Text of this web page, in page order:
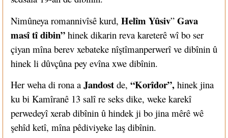
Nimûneya romannivîsê kurd, Helîm Yûsiv” Gava
masî tî dibin” hinek dikarin reva kareterê wî bo ser
çiyan mîna berev xebateke nîştîmanperwerî ve dibînin û
hinek li dûvçûna pey evîna xwe dibînin.
Her weha di rona a Jandost de, “Korîdor”, hinek jina
ku bi Kamîranê 13 salî re seks dike, weke karekî
perwedeyî xerab dibînin û hindek ji bo jina mêrê wê
şehîd ketî, mîna pêdiviyeke laş dibînin.